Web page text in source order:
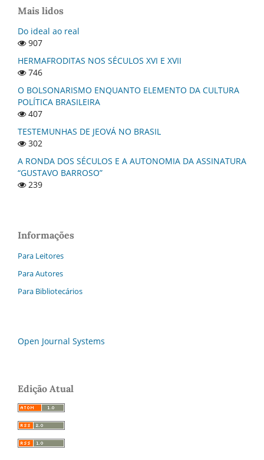
Mais lidos
Do ideal ao real
907
HERMAFRODITAS NOS SÉCULOS XVI E XVII
746
O BOLSONARISMO ENQUANTO ELEMENTO DA CULTURA
POLÍTICA BRASILEIRA
407
TESTEMUNHAS DE JEOVÁ NO BRASIL
302
A RONDA DOS SÉCULOS E A AUTONOMIA DA ASSINATURA
“GUSTAVO BARROSO”
239
Informações
Para Leitores
Para Autores
Para Bibliotecários
Open Journal Systems
Edição Atual